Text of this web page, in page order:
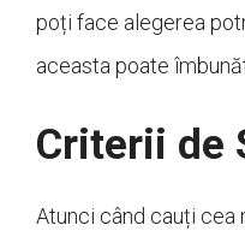
poți face alegerea
aceasta poate
Criterii de
Atunci când cauți cea